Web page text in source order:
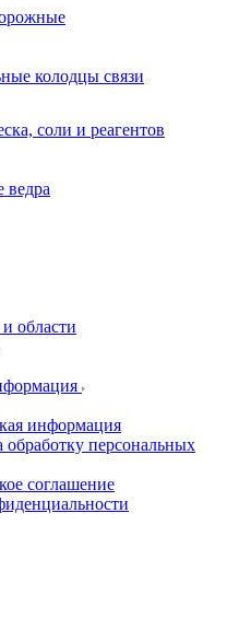
колодцы связи
соли и реагентов
ведра
области
информация
персональных
соглашение